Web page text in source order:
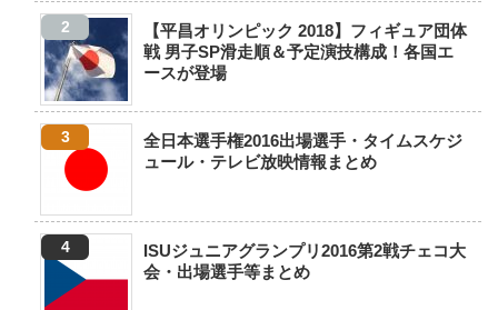
【平昌オリンピック 2018】フィギュア団体
戦 男子SP滑走順＆予定演技構成！各国エ
ースが登場
全日本選手権2016出場選手・タイムスケジ
ュール・テレビ放映情報まとめ
ISUジュニアグランプリ2016第2戦チェコ大
会・出場選手等まとめ